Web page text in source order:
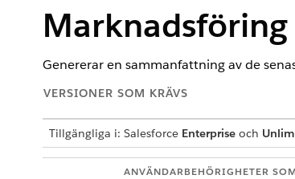
Genererar en sammanfattning av de
VERSIONER SOM KRÄVS
Tillgängliga i: Salesforce Enterpriseoch
ANVÄNDARBEHÖRIGHETER